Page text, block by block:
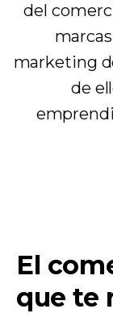
del
marketing
de
El
que te